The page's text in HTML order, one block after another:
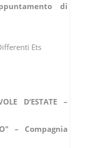
di
Ets
D’ESTATE –
– Compagnia